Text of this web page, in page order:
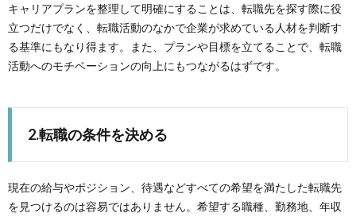
キャリアプランを整理して明確にすることは、転職先を探す際に役
立つだけでなく、転職活動のなかで企業が求めている人材を判断す
る基準にもなり得ます。また、プランや目標を立てることで、転職
活動へのモチベーションの向上にもつながるはずです。
2.転職の条件を決める
現在の給与やポジション、待遇などすべての希望を満たした転職先
を見つけるのは容易ではありません。希望する職種、勤務地、年収